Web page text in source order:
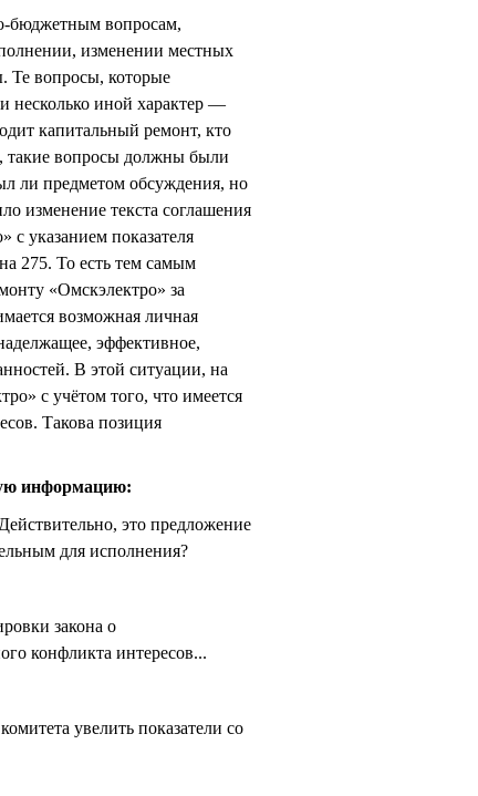
бюджетным вопросам,
изменении местных
Те вопросы, которые
несколько иной характер —
капитальный ремонт, кто
такие вопросы должны были
ли предметом обсуждения, но
изменение текста соглашения
с указанием показателя
275. То есть тем самым
«Омскэлектро» за
возможная личная
эффективное,
В этой ситуации, на
с учётом того, что имеется
Такова позиция
информацию:
это предложение
для исполнения?
закона о
конфликта интересов...
увелить показатели со